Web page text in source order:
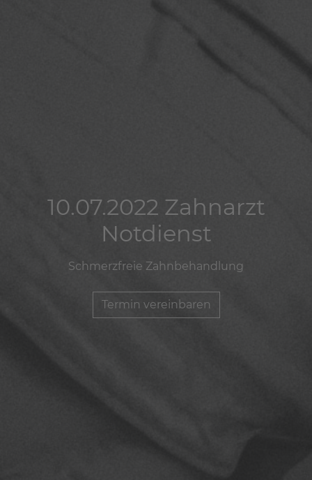
10.07.2022 Zahnarzt
Notdienst
Schmerzfreie Zahnbehandlung
Termin vereinbaren
10.07.2022 Zahnarzt
Notdienst
Schmerzfreie Zahnbehandlung
Termin vereinbaren
10.07.2022 Zahnarzt
Notdienst
Schmerzfreie Zahnbehandlung
Termin vereinbaren